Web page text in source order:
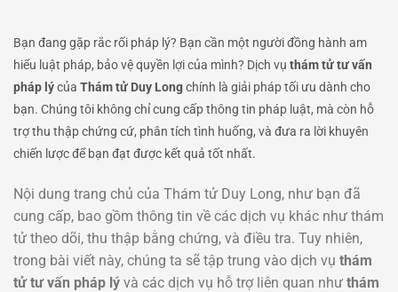
Bạn đang gặp rắc rối pháp lý? Bạn cần một người đồng hành am
hiểu luật pháp, bảo vệ quyền lợi của mình? Dịch vụ thám tử tư vấn
pháp lýcủa Thám tử Duy Longchính là giải pháp tối ưu dành cho
bạn. Chúng tôi không chỉ cung cấp thông tin pháp luật, mà còn hỗ
trợ thu thập chứng cứ, phân tích tình huống, và đưa ra lời khuyên
chiến lược để bạn đạt được kết quả tốt nhất.
Nội dung trang chủ của Thám tử Duy Long, như bạn đã
cung cấp, bao gồm thông tin về các dịch vụ khác như thám
tử theo dõi, thu thập bằng chứng, và điều tra. Tuy nhiên,
trong bài viết này, chúng ta sẽ tập trung vào dịch vụ thám
tử tư vấn pháp lý và các dịch vụ hỗ trợ liên quan như thám